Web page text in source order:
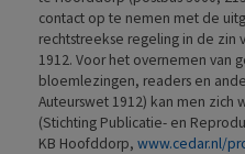
contact op te nemen met de
rechtstreekse regeling in de zin
1912. Voor het overnemen van
bloemlezingen, readers en
Auteurswet 1912) kan men zich
(Stichting Publicatie- en
KB Hoofddorp, www.cedar.nl/